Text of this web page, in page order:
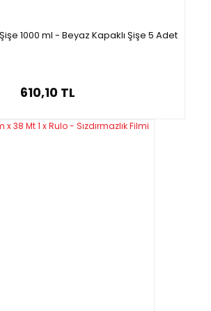
1000 ml - Beyaz Kapaklı Şişe 5 Adet
610,10 TL